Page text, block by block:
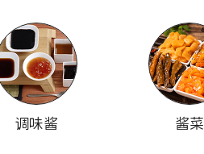
调味酱 酱菜